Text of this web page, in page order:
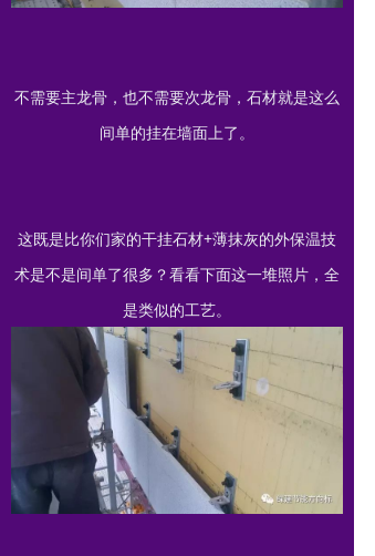
不需要主龙骨，也不需要次龙骨，石材就是这么
间单的挂在墙面上了。
这既是比你们家的干挂石材+薄抹灰的外保温技
术是不是间单了很多？看看下面这一堆照片，全
是类似的工艺。